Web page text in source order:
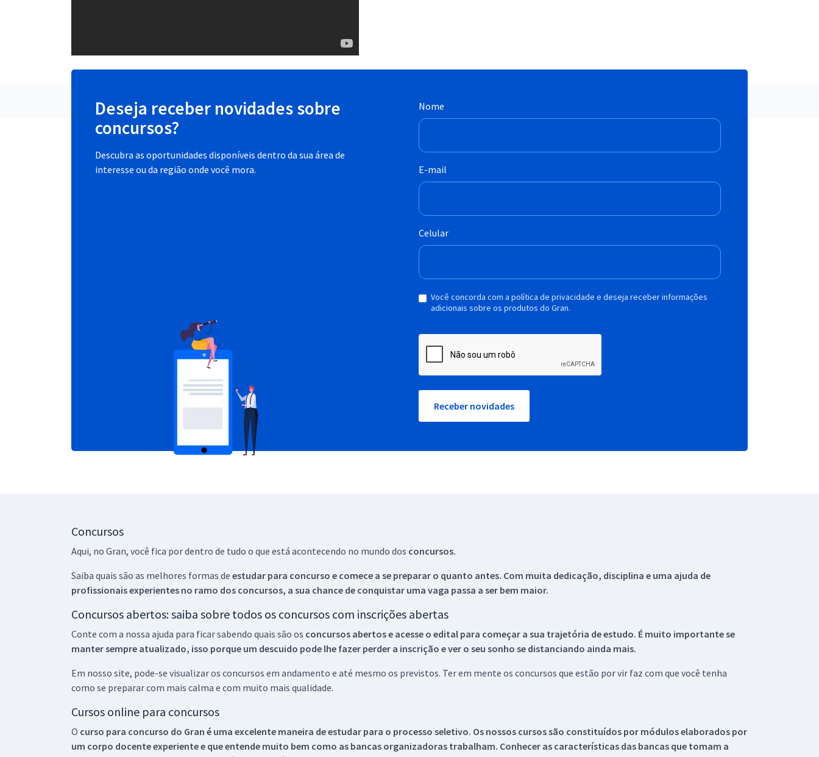
Deseja receber novidades sobre
concursos?
Descubra as oportunidades disponíveis dentro da sua área de
interesse ou da região onde você mora.
Nome
E-mail
Celular
Você concorda com a política de privacidade e deseja receber informações
adicionais sobre os produtos do Gran.
Receber novidades
Concursos
Aqui, no Gran, você fica por dentro de tudo o que está acontecendo no mundo dos concursos.
Saiba quais são as melhores formas de estudar para concurso e comece a se preparar o quanto antes. Com muita dedicação, disciplina e uma ajuda de
profissionais experientes no ramo dos concursos, a sua chance de conquistar uma vaga passa a ser bem maior.
Concursos abertos: saiba sobre todos os concursos com inscrições abertas
Conte com a nossa ajuda para ficar sabendo quais são os concursos abertos e acesse o edital para começar a sua trajetória de estudo. É muito importante se
manter sempre atualizado, isso porque um descuido pode lhe fazer perder a inscrição e ver o seu sonho se distanciando ainda mais.
Em nosso site, pode-se visualizar os concursos em andamento e até mesmo os previstos. Ter em mente os concursos que estão por vir faz com que você tenha
como se preparar com mais calma e com muito mais qualidade.
Cursos online para concursos
O curso para concurso do Gran é uma excelente maneira de estudar para o processo seletivo. Os nossos cursos são constituídos por módulos elaborados por
um corpo docente experiente e que entende muito bem como as bancas organizadoras trabalham. Conhecer as características das bancas que tomam a